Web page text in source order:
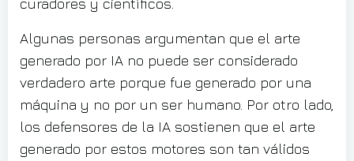
curadores y científicos.
Algunas personas argumentan que el arte
generado por IA no puede ser considerado
verdadero arte porque fue generado por una
máquina y no por un ser humano. Por otro lado,
los defensores de la IA sostienen que el arte
generado por estos motores son tan válidos